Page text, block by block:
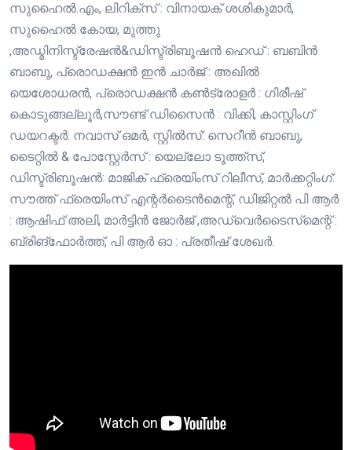
സുഹൈൽ.എം, ലിറിക്‌സ് : വിനായക് ശശികുമാർ,
സുഹൈൽ കോയ, മുത്തു
,അഡ്മിനിസ്ട്രേഷൻ&ഡിസ്ട്രിബൂഷൻ ഹെഡ് : ബബിൻ
ബാബു, പ്രൊഡക്ഷൻ ഇൻ ചാർജ് : അഖിൽ
യെശോധരൻ, പ്രൊഡക്ഷൻ കൺട്രോളർ : ഗിരീഷ്
കൊടുങ്ങല്ലൂർ,സൗണ്ട് ഡിസൈൻ : വിക്കി, കാസ്റ്റിംഗ്
ഡയറക്ടർ: നവാസ് ഒമർ, സ്റ്റിൽസ്: സെറീൻ ബാബു,
ടൈറ്റിൽ & പോസ്റ്റേർസ് : യെല്ലോ ടൂത്ത്സ്,
ഡിസ്ട്രിബൂഷൻ: മാജിക് ഫ്രെയിംസ് റിലീസ്, മാർക്കറ്റിംഗ്:
സൗത്ത് ഫ്രെയിംസ് എന്റർടൈൻമെന്റ്, ഡിജിറ്റൽ പി ആർ
: ആഷിഫ് അലി, മാർട്ടിൻ ജോർജ് ,അഡ്വെർടൈസ്‌മെന്റ് :
ബ്രിങ്ഫോർത്ത്, പി ആർ ഓ : പ്രതീഷ് ശേഖർ.